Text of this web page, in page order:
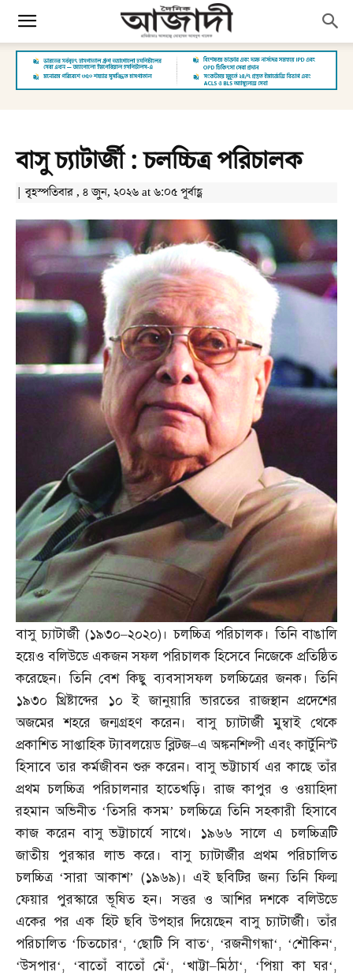
বাসু চ্যাটার্জী : চলচ্চিত্র পরিচালক
| বৃহস্পতিবার , ৪ জুন, ২০২৬ at ৬:০৫ পূর্বাহ্ণ
বাসু চ্যাটার্জী (১৯৩০–২০২০)। চলচ্চিত্র পরিচালক। তিনি বাঙালি
হয়েও বলিউডে একজন সফল পরিচালক হিসেবে নিজেকে প্রতিষ্ঠিত
করেছেন। তিনি বেশ কিছু ব্যবসাসফল চলচ্চিত্রের জনক। তিনি
১৯৩০ খ্রিষ্টাব্দের ১০ ই জানুয়ারি ভারতের রাজস্থান প্রদেশের
অজমের শহরে জন্মগ্রহণ করেন। বাসু চ্যাটার্জী মুম্বাই থেকে
প্রকাশিত সাপ্তাহিক ট্যাবলয়েড ব্লিটজ–এ অঙ্কনশিল্পী এবং কার্টুনিস্ট
হিসাবে তার কর্মজীবন শুরু করেন। বাসু ভট্টাচার্য এর কাছে তাঁর
প্রথম চলচ্চিত্র পরিচালনার হাতেখড়ি। রাজ কাপুর ও ওয়াহিদা
রহমান অভিনীত ‘তিসরি কসম’ চলচ্চিত্রে তিনি সহকারী হিসাবে
কাজ করেন বাসু ভট্টাচার্যে সাথে। ১৯৬৬ সালে এ চলচ্চিত্রটি
জাতীয় পুরস্কার লাভ করে। বাসু চ্যাটার্জীর প্রথম পরিচালিত
চলচ্চিত্র ‘সারা আকাশ’ (১৯৬৯)। এই ছবিটির জন্য তিনি ফিল্ম
ফেয়ার পুরস্কারে ভূষিত হন। সত্তর ও আশির দশকে বলিউডে
একের পর এক হিট ছবি উপহার দিয়েছেন বাসু চ্যাটার্জী। তাঁর
পরিচালিত ‘চিতচোর‘, ‘ছোটি সি বাত‘, ‘রজনীগন্ধা‘, ‘শৌকিন‘,
‘উসপার‘, ‘বাতোঁ বাতোঁ মেঁ‘, ‘খাট্টা–মিঠা‘, ‘পিয়া কা ঘর‘,